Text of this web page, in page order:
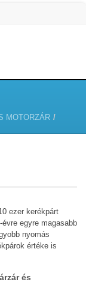
MOTORZÁR /
ezer kerékpárt
egyre magasabb
nyomás
értéke is
és